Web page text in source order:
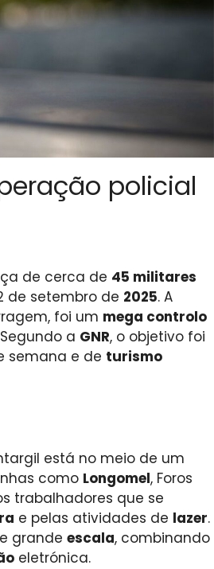
policial
de cerca de 45 militares
de setembro de 2025. A
foi um mega controlo
a GNR, o objetivo foi
semana e de turismo
está no meio de um
como Longomel, Foros
trabalhadores que se
e pelas atividades de lazer.
grande escala, combinando
eletrónica.